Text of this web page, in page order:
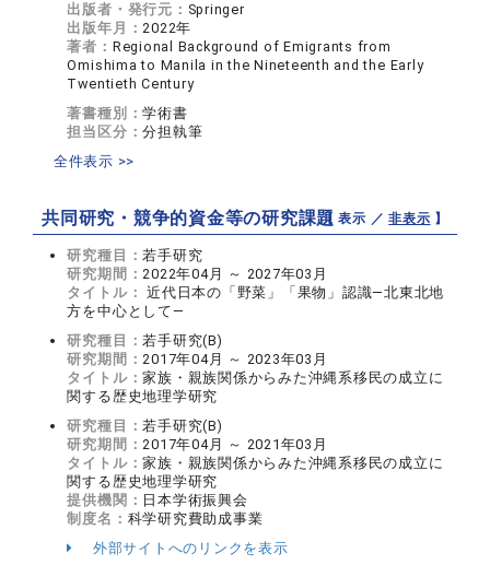
出版者・発行元： Springer
出版年月：2022年
著者： Regional Background of Emigrants from
Omishima to Manila in the Nineteenth and the Early
Twentieth Century
著書種別：学術書
担当区分：分担執筆
全件表示 >>
共同研究・競争的資金等の研究課題【 表示 ／非表示 】
研究種目：若手研究
研究期間：2022年04月 ～ 2027年03月
タイトル： 近代日本の「野菜」「果物」認識―北東北地
方を中心として―
研究種目：若手研究(B)
研究期間：2017年04月 ～ 2023年03月
タイトル：家族・親族関係からみた沖縄系移民の成立に
関する歴史地理学研究
研究種目：若手研究(B)
研究期間：2017年04月 ～ 2021年03月
タイトル：家族・親族関係からみた沖縄系移民の成立に
関する歴史地理学研究
提供機関： 日本学術振興会
制度名： 科学研究費助成事業
外部サイトへのリンクを表示